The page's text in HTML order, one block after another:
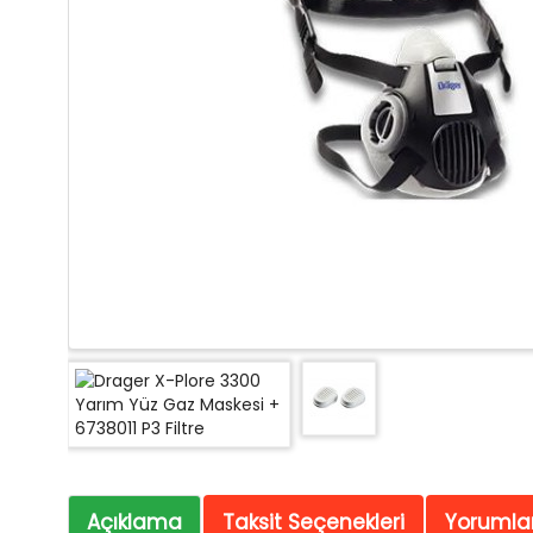
Açıklama Taksit Seçenekleri